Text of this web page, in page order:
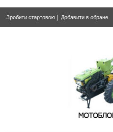
Зробити стартовою Добавити в обране